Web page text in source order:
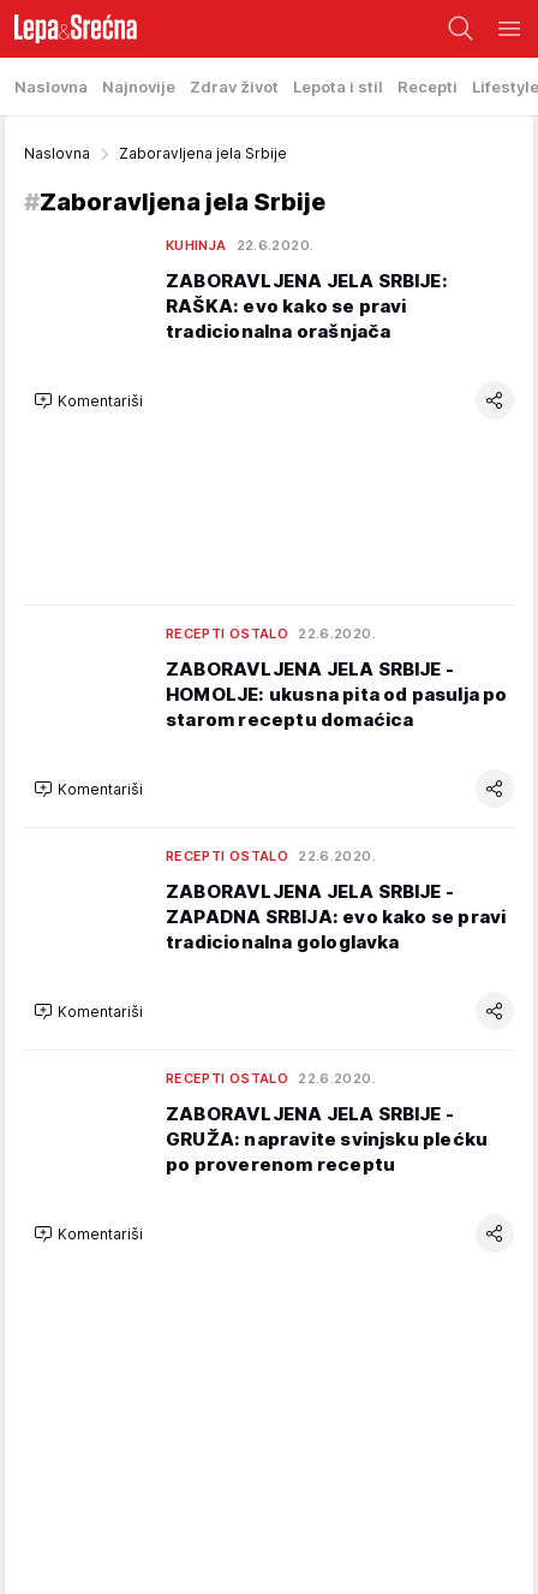
Naslovna Najnovije Zdrav život Lepota i stil Recepti Lifestyle
Naslovna Zaboravljena jela Srbije
#Zaboravljena jela Srbije
KUHINJA 22.6.2020.
ZABORAVLJENA JELA SRBIJE:
RAŠKA: evo kako se pravi
tradicionalna orašnjača
Komentariši
RECEPTI OSTALO 22.6.2020.
ZABORAVLJENA JELA SRBIJE -
HOMOLJE: ukusna pita od pasulja po
starom receptu domaćica
Komentariši
RECEPTI OSTALO 22.6.2020.
ZABORAVLJENA JELA SRBIJE -
ZAPADNA SRBIJA: evo kako se pravi
tradicionalna gologlavka
Komentariši
RECEPTI OSTALO 22.6.2020.
ZABORAVLJENA JELA SRBIJE -
GRUŽA: napravite svinjsku plećku
po proverenom receptu
Komentariši